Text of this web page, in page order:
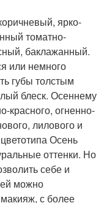
ярко-
томатно-
баклажанный.
или немного
губы толстым
блеск. Осеннему
красного, огненно-
лилового и
Осень
оттенки. Но
себе и
можно
с более